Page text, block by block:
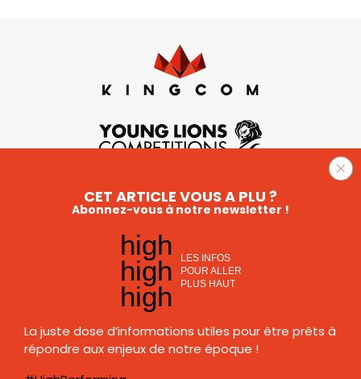
CET ARTICLE VOUS A PLU ?
Abonnez-vous à notre newsletter !
high
high
high
LES INFOS
POUR ALLER
PLUS HAUT
La juste dose d’informations utiles pour être prêts à
répondre aux enjeux de notre époque !